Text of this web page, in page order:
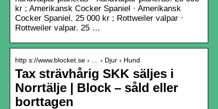
kr ; Amerikansk Cocker Spaniel · Amerikansk
Cocker Spaniel. 25 000 kr ; Rottweiler valpar ·
Rottweiler valpar. 25 …
http s://www.blocket.se › … › Djur › Hund
Tax strävhårig SKK säljes i
Norrtälje | Block – såld eller
borttagen